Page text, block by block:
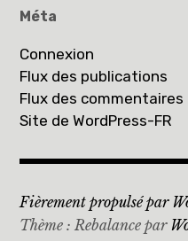
Méta
Connexion
Flux des publications
Flux des commentaires
Site de WordPress-FR
Fièrement propulsé par
Thème : Rebalance par